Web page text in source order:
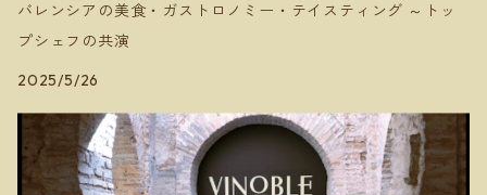
バレンシアの美食・ガストロノミー・テイスティング ～トッ
プシェフの共演
2025/5/26